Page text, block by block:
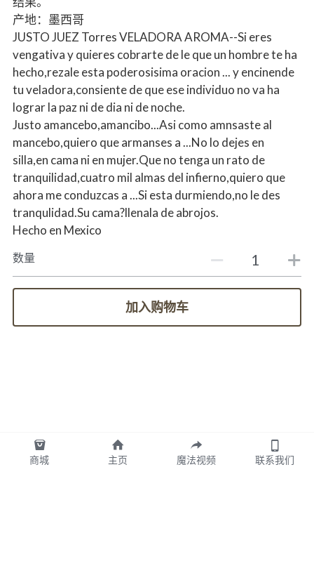
产地：墨西哥
JUSTO JUEZ Torres VELADORA AROMA--Si eres
vengativa y quieres cobrarte de le que un hombre te ha
hecho,rezale esta poderosisima oracion ... y encinende
tu veladora,consiente de que ese individuo no va ha
lograr la paz ni de dia ni de noche.
Justo amancebo,amancibo...Asi como amnsaste al
mancebo,quiero que armanses a ...No lo dejes en
silla,en cama ni en mujer.Que no tenga un rato de
tranquilidad,cuatro mil almas del infierno,quiero que
ahora me conduzcas a ...Si esta durmiendo,no le des
tranqulidad.Su cama?llenala de abrojos.
Hecho en Mexico
数量
加入购物车
商城 主页 魔法视频 联系我们